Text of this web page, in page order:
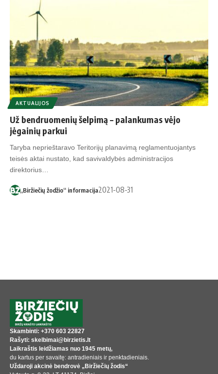
AKTUALIJOS
Už bendruomenių šelpimą – palankumas vėjo
jėgainių parkui
Taryba neprieštaravo Teritorijų planavimą reglamentuojantys
teisės aktai nustato, kad savivaldybės administracijos
direktorius…
„Biržiečių žodžio“ informacija2021-08-31
Skambinti: +370 603 22827
Rašyti: skelbimai@birzietis.lt
Laikraštis leidžiamas nuo 1945 metų,
du kartus per savaitę: antradieniais ir penktadieniais.
Uždaroji akcinė bendrovė „Biržiečių žodis“